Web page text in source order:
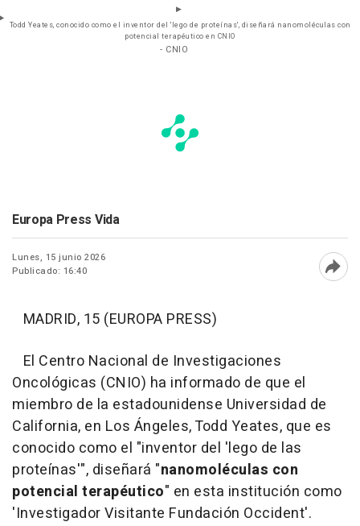
Todd Yeates, conocido como el inventor del 'lego de proteínas', diseñará nanomoléculas con
potencial terapéutico en CNIO
- CNIO
Europa Press Vida
Lunes, 15 junio 2026
Publicado: 16:40
MADRID, 15 (EUROPA PRESS)
El Centro Nacional de Investigaciones
Oncológicas (CNIO) ha informado de que el
miembro de la estadounidense Universidad de
California, en Los Ángeles, Todd Yeates, que es
conocido como el "inventor del 'lego de las
proteínas'", diseñará "nanomoléculas con
potencial terapéutico" en esta institución como
'Investigador Visitante Fundación Occident'.